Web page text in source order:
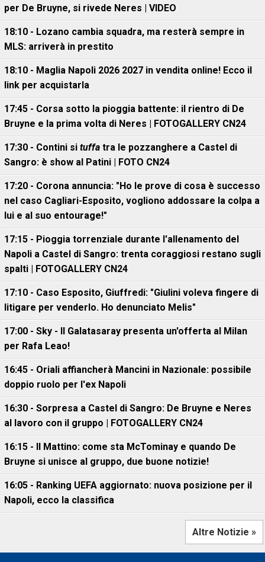
per De Bruyne, si rivede Neres | VIDEO
18:10 - Lozano cambia squadra, ma resterà sempre in
MLS: arriverà in prestito
18:10 - Maglia Napoli 2026 2027 in vendita online! Ecco il
link per acquistarla
17:45 - Corsa sotto la pioggia battente: il rientro di De
Bruyne e la prima volta di Neres | FOTOGALLERY CN24
17:30 - Contini si tuffa tra le pozzanghere a Castel di
Sangro: è show al Patini | FOTO CN24
17:20 - Corona annuncia: "Ho le prove di cosa è successo
nel caso Cagliari-Esposito, vogliono addossare la colpa a
lui e al suo entourage!"
17:15 - Pioggia torrenziale durante l'allenamento del
Napoli a Castel di Sangro: trenta coraggiosi restano sugli
spalti | FOTOGALLERY CN24
17:10 - Caso Esposito, Giuffredi: "Giulini voleva fingere di
litigare per venderlo. Ho denunciato Melis"
17:00 - Sky - Il Galatasaray presenta un'offerta al Milan
per Rafa Leao!
16:45 - Oriali affiancherà Mancini in Nazionale: possibile
doppio ruolo per l'ex Napoli
16:30 - Sorpresa a Castel di Sangro: De Bruyne e Neres
al lavoro con il gruppo | FOTOGALLERY CN24
16:15 - Il Mattino: come sta McTominay e quando De
Bruyne si unisce al gruppo, due buone notizie!
16:05 - Ranking UEFA aggiornato: nuova posizione per il
Napoli, ecco la classifica
Altre Notizie »